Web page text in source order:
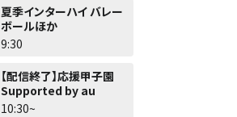
夏季インターハイ バレー
ボールほか
9:30
【配信終了】応援甲子園
Supported by au
10:30~